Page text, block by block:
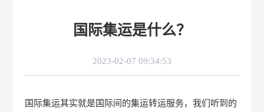
国际集运是什么？
2023-02-07 09:34:53
国际集运其实就是国际间的集运转运服务，我们听到的